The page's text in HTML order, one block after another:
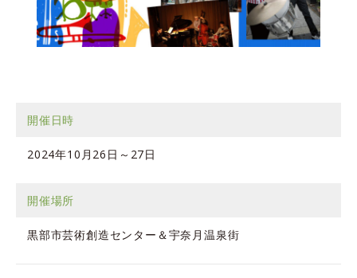
開催日時
2024年10月26日～27日
開催場所
黒部市芸術創造センター＆宇奈月温泉街